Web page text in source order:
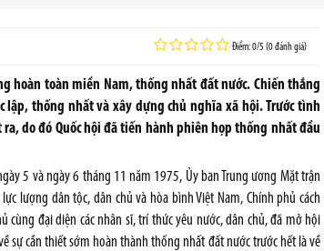
Điểm: 0/5 (0 đánh giá)
hoàn toàn miền Nam, thống nhất đất nước. Chiến thắng
lập, thống nhất và xây dựng chủ nghĩa xã hội. Trước tình
do đó Quốc hội đã tiến hành phiên họp thống nhất đầu
5 và ngày 6 tháng 11 năm 1975, Ủy ban Trung ương Mặt trận
lượng dân tộc, dân chủ và hòa bình Việt Nam, Chính phủ cách
cùng đại diện các nhân sĩ, trí thức yêu nước, dân chủ, đã mở hội
sự cần thiết sớm hoàn thành thống nhất đất nước trước hết là về